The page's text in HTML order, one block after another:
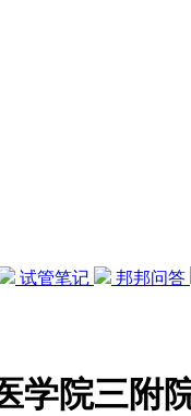
试管笔记 邦邦问答
学院三附